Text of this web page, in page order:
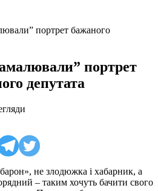
портрет бажаного
портрет
депутата
не злодюжка і хабарник, а
– таким хочуть бачити свого